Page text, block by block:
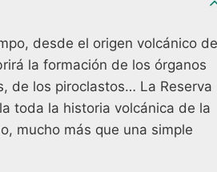
desde el origen volcánico de
la formación de los órganos
de los piroclastos… La Reserva
toda la historia volcánica de la
mucho más que una simple